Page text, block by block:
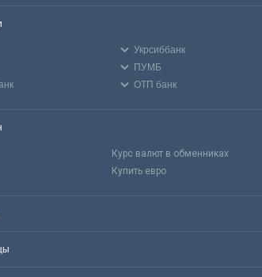
Укрсиббанк
ПУМБ
ОТП банк
Курс валют в обменниках
Купить евро